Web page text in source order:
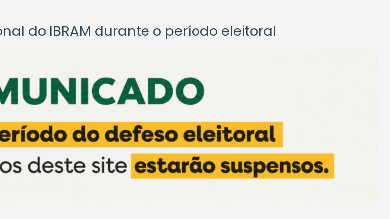
do IBRAM durante o período eleitoral